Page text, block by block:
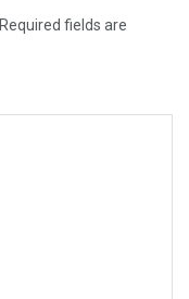
Required fields are